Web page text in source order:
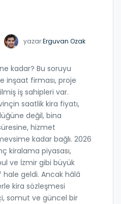
yazarErguvan Ozak
ne kadar? Bu soruyu
inşaat firması, proje
iş sahipleri var.
saatlik kira fiyatı,
değil, bina
hizmet
kadar bağlı. 2026
kiralama piyasası,
ve İzmir gibi büyük
geldi. Ancak hâlâ
kira sözleşmesi
somut ve güncel bir